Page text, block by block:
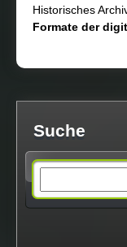
Historisches
Formate der
Suche